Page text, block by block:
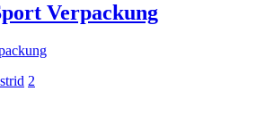
Verpackung
2